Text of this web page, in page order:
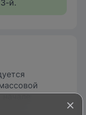
й.